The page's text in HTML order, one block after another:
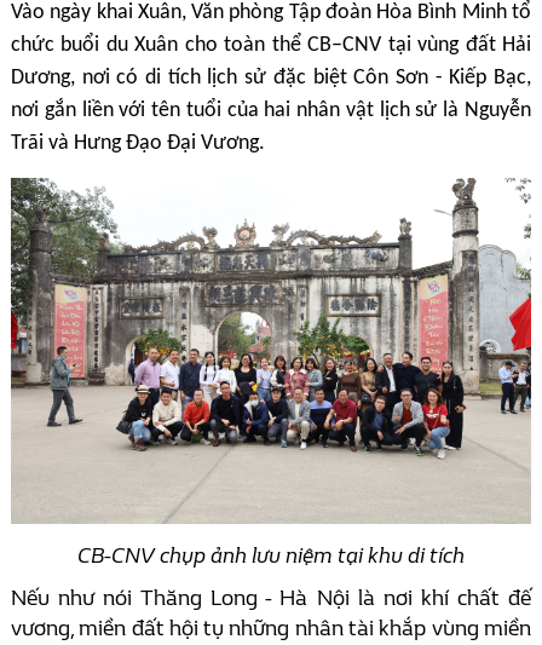
Vào ngày khai Xuân, Văn phòng Tập đoàn Hòa Bình Minh tổ
chức buổi du Xuân cho toàn thể CB–CNV tại vùng đất Hải
Dương, nơi có di tích lịch sử đặc biệt Côn Sơn - Kiếp Bạc,
nơi gắn liền với tên tuổi của hai nhân vật lịch sử là Nguyễn
Trãi và Hưng Đạo Đại Vương.
CB-CNV chụp ảnh lưu niệm tại khu di tích
Nếu như nói Thăng Long - Hà Nội là nơi khí chất đế
vương, miền đất hội tụ những nhân tài khắp vùng miền